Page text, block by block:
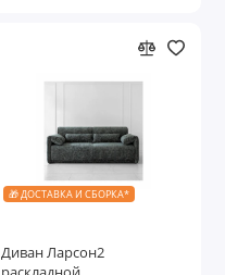
🎁 ДОСТАВКА И СБОРКА*
Диван Ларсон2